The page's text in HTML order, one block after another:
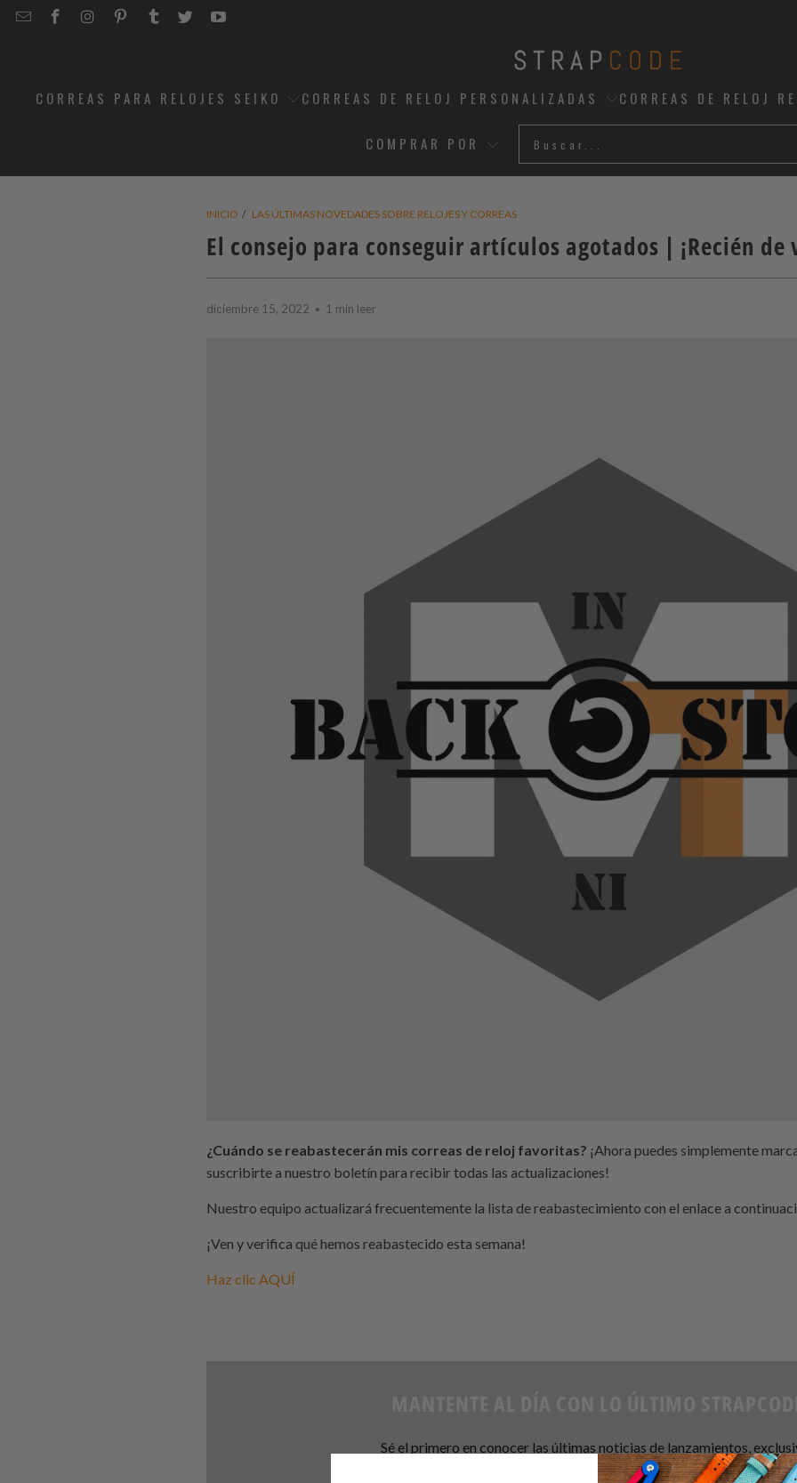
EMAILSTRAPCODE
STRAPCODE
STRAPCODE
STRAPCODE
STRAPCODE
STRAPCODE
CORREAS PARA RELOJES SEIKO CORREAS DE RELOJ PERSONALIZADAS CORREAS DE RELOJ
COMPRAR POR
INICIO / LAS ÚLTIMAS NOVEDADES SOBRE RELOJES Y CORREAS
El consejo para conseguir artículos agotados | ¡Recién
diciembre 15, 2022 1 min leer
¿Cuándo se reabastecerán mis correas de reloj favoritas? ¡Ahora puedes simplemente
suscribirte a nuestro boletín para recibir todas las actualizaciones!
Nuestro equipo actualizará frecuentemente la lista de reabastecimiento con el enlace a
¡Ven y verifica qué hemos reabastecido esta semana!
Haz clic AQUÍ
Sé el primero en conocer las últimas noticias de lanzamientos,
&y ofertas enStrapcode.